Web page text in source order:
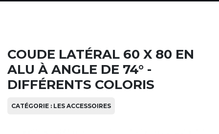
COUDE LATÉRAL 60 X 80 EN
ALU À ANGLE DE 74° -
DIFFÉRENTS COLORIS
CATÉGORIE : LES ACCESSOIRES